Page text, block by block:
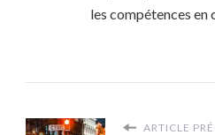
les compétences en
ARTICLE